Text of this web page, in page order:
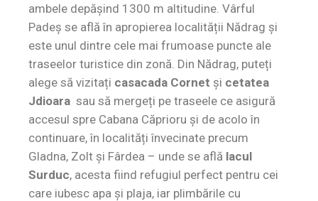
ambele depășind 1300 m altitudine. Vârful
Padeș se află în apropierea localității Nădrag și
este unul dintre cele mai frumoase puncte ale
traseelor turistice din zonă. Din Nădrag, puteți
alege să vizitați casacada Cornet și cetatea
Jdioara sau să mergeți pe traseele ce asigură
accesul spre Cabana Căprioru și de acolo în
continuare, în localități învecinate precum
Gladna, Zolt și Fârdea – unde se află lacul
Surduc, acesta fiind refugiul perfect pentru cei
care iubesc apa și plaja, iar plimbările cu